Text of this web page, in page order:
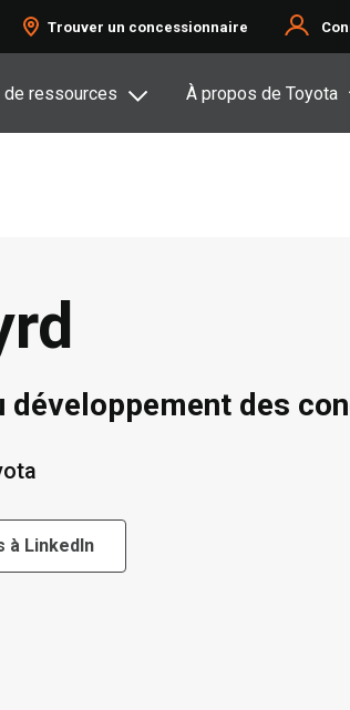
Trouver un concessionnaire
ressources À propos de Toyota
développement des
à LinkedIn